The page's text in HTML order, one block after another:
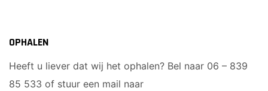
OPHALEN
Heeft u liever dat wij het ophalen? Bel naar 06 – 839
85 533 of stuur een mail naar